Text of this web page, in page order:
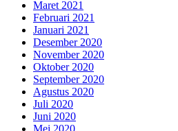
Maret 2021
Februari 2021
Januari 2021
Desember 2020
November 2020
Oktober 2020
September 2020
Agustus 2020
Juli 2020
Juni 2020
Mei 2020